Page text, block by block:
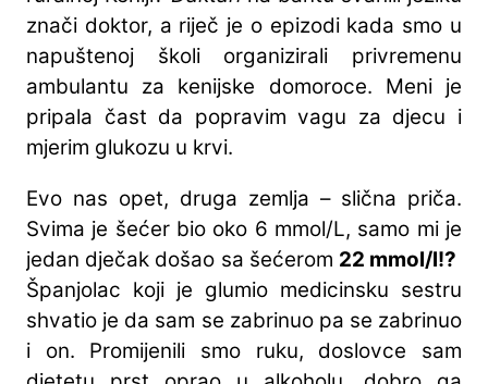
znači doktor, a riječ je o epizodi kada smo u
napuštenoj školi organizirali privremenu
ambulantu za kenijske domoroce. Meni je
pripala čast da popravim vagu za djecu i
mjerim glukozu u krvi.
Evo nas opet, druga zemlja – slična priča.
Svima je šećer bio oko 6 mmol/L, samo mi je
jedan dječak došao sa šećerom 22 mmol/l!?
Španjolac koji je glumio medicinsku sestru
shvatio je da sam se zabrinuo pa se zabrinuo
i on. Promijenili smo ruku, doslovce sam